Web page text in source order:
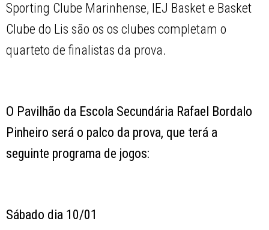
Sporting Clube Marinhense, IEJ Basket e Basket
Clube do Lis são os os clubes completam o
quarteto de finalistas da prova.
O Pavilhão da Escola Secundária Rafael Bordalo
Pinheiro será o palco da prova, que terá a
seguinte programa de jogos:
Sábado dia 10/01